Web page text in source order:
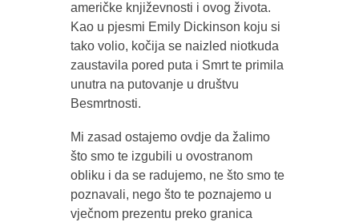
američke književnosti i ovog života.
Kao u pjesmi Emily Dickinson koju si
tako volio, kočija se naizled niotkuda
zaustavila pored puta i Smrt te primila
unutra na putovanje u društvu
Besmrtnosti.
Mi zasad ostajemo ovdje da žalimo
što smo te izgubili u ovostranom
obliku i da se radujemo, ne što smo te
poznavali, nego što te poznajemo u
vječnom prezentu preko granica